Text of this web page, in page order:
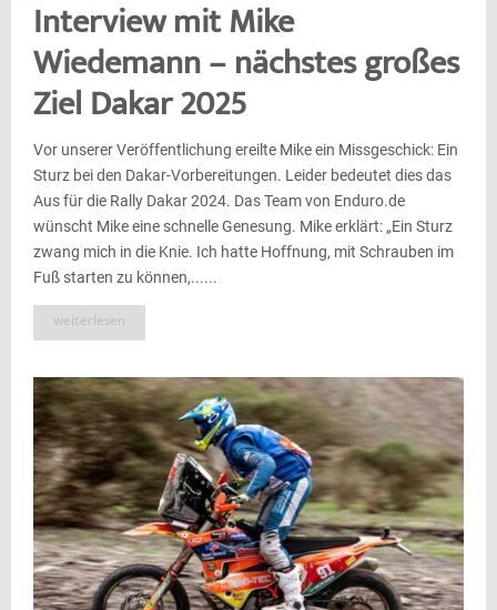
Interview mit Mike
Wiedemann – nächstes großes
Ziel Dakar 2025
Vor unserer Veröffentlichung ereilte Mike ein Missgeschick: Ein
Sturz bei den Dakar-Vorbereitungen. Leider bedeutet dies das
Aus für die Rally Dakar 2024. Das Team von Enduro.de
wünscht Mike eine schnelle Genesung. Mike erklärt: „Ein Sturz
zwang mich in die Knie. Ich hatte Hoffnung, mit Schrauben im
Fuß starten zu können,......
weiterlesen